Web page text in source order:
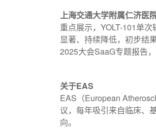
上海交通大学附属仁济医
重点展示，YOLT-101单
显著、持续降低，初步结
2025大会SaaG专题报告
关于EAS
EAS（European
议，每年吸引来自临床、
向。